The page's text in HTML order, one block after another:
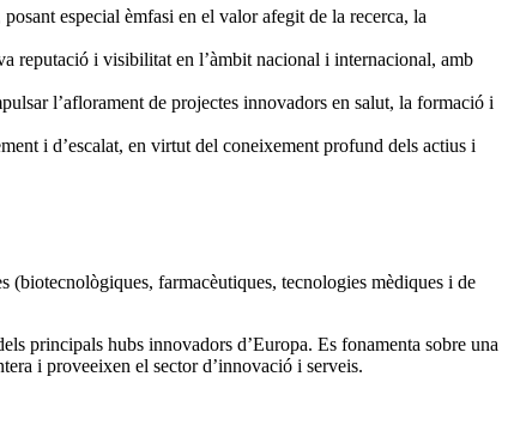
especial èmfasi en el valor afegit de la recerca, la
reputació i visibilitat en l’àmbit nacional i internacional, amb
l’aflorament de projectes innovadors en salut, la formació i
i d’escalat, en virtut del coneixement profund dels actius i
(biotecnològiques, farmacèutiques, tecnologies mèdiques i de
principals hubs innovadors d’Europa. Es fonamenta sobre una
i proveeixen el sector d’innovació i serveis.